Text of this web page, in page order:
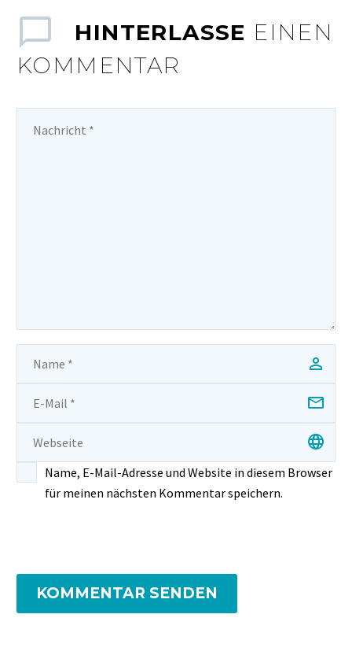
HINTERLASSE EINEN
KOMMENTAR
Name, E-Mail-Adresse und Website in diesem Browser
für meinen nächsten Kommentar speichern.
KOMMENTAR SENDEN